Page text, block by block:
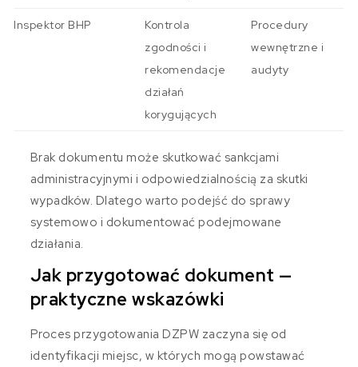
Inspektor BHP
Kontrola
zgodności i
rekomendacje
działań
korygujących
Procedury
wewnętrzne i
audyty
Brak dokumentu może skutkować sankcjami
administracyjnymi i odpowiedzialnością za skutki
wypadków. Dlatego warto podejść do sprawy
systemowo i dokumentować podejmowane
działania.
Jak przygotować dokument —
praktyczne wskazówki
Proces przygotowania DZPW zaczyna się od
identyfikacji miejsc, w których mogą powstawać